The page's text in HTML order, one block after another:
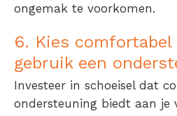
ongemak te voorkomen.
6. Kies comfortabel
gebruik een
Investeer in schoeisel dat
ondersteuning biedt aan je